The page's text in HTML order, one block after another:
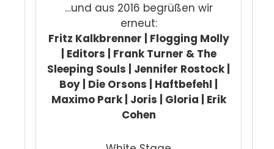
…und aus 2016 begrüßen wir
erneut:
Fritz Kalkbrenner | Flogging Molly
| Editors | Frank Turner & The
Sleeping Souls | Jennifer Rostock |
Boy | Die Orsons | Haftbefehl |
Maximo Park | Joris | Gloria | Erik
Cohen